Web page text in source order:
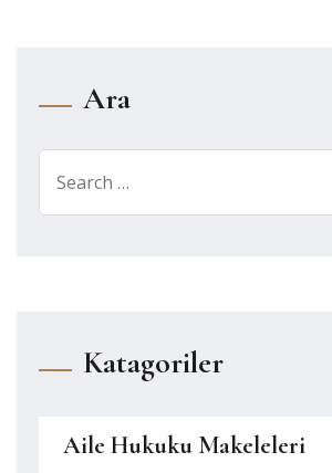
Ara
for:
Katagoriler
Aile Hukuku Makeleleri